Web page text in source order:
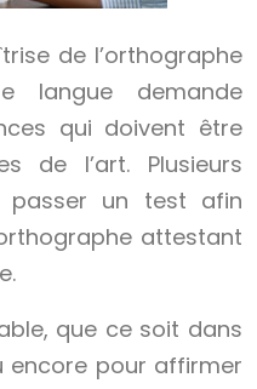
de l’orthographe
langue demande
qui doivent être
de l’art. Plusieurs
passer un test afin
attestant
que ce soit dans
encore pour affirmer